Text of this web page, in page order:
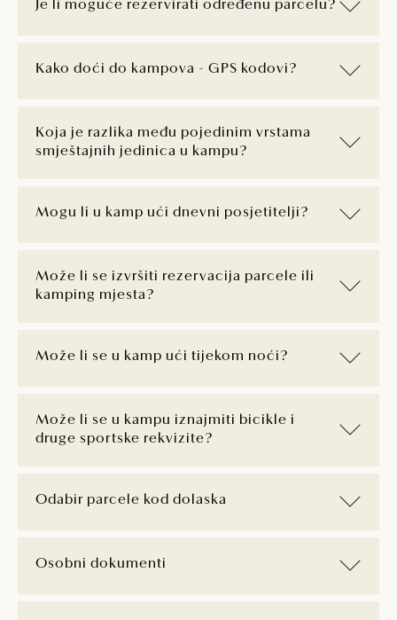
Je li moguće rezervirati određenu parcelu?
Kako doći do kampova - GPS kodovi?
Koja je razlika među pojedinim vrstama
smještajnih jedinica u kampu?
Mogu li u kamp ući dnevni posjetitelji?
Može li se izvršiti rezervacija parcele ili
kamping mjesta?
Može li se u kamp ući tijekom noći?
Može li se u kampu iznajmiti bicikle i
druge sportske rekvizite?
Odabir parcele kod dolaska
Osobni dokumenti